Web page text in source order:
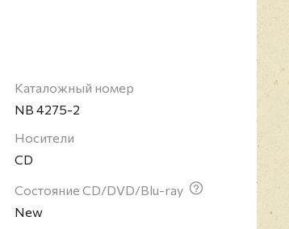
метал и одним из наиболее
единственным постоянным
изменения в
участвовавших в деятельности
Кампос, Монте Питтман,
Каталожный номер
NB 4275-2
Носители
CD
Состояние CD/DVD/Blu-ray
New